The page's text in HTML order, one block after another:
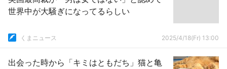
世界中が大騒ぎになってるらしい
くまニュース 2025/4/18(Fr) 13:00
出会った時から「キミはともだち」猫と亀